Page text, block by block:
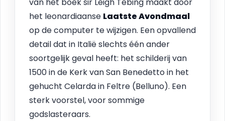
van het boek sir Leigh Tebing maakt door
het leonardiaanse Laatste Avondmaal
op de computer te wijzigen. Een opvallend
detail dat in Italië slechts één ander
soortgelijk geval heeft: het schilderij van
1500 in de Kerk van San Benedetto in het
gehucht Celarda in Feltre (Belluno). Een
sterk voorstel, voor sommige
godslasteraars.